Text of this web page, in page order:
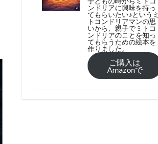
ンドリアに興味を持っ
てもらいたい♪というミ
トコンドリアマンの思
いから、親子でミトコ
ンドリアのことを知っ
てもらうための絵本を
作りました。
ご購入は
Amazonで